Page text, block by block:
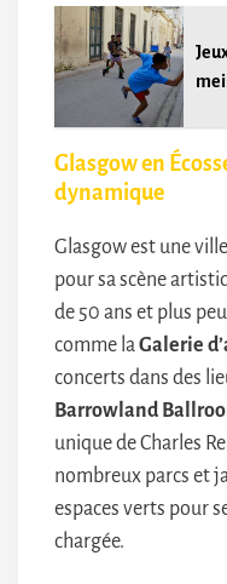
Glasgow en
dynamique
Glasgow est une
pour sa scène
de 50 ans et plus
comme laGalerie
concerts dans des
Barrowland
unique de Charles
nombreux parcs et
espaces verts pour
chargée.